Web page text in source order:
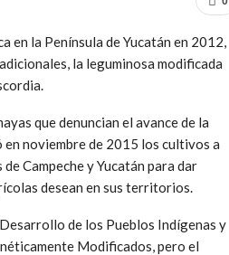
en la Península de Yucatán en 2012,
la leguminosa modificada
que denuncian el avance de la
en noviembre de 2015 los cultivos a
Campeche y Yucatán para dar
desean en sus territorios.
de los Pueblos Indígenas y
Modificados, pero el